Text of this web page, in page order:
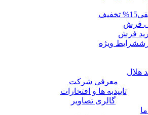
15% تخفیف
فرش
فرش
شرایط ویژه
هلال
معرفی شرکت
تاییدیه ها و افتخارات
گالری تصاویر